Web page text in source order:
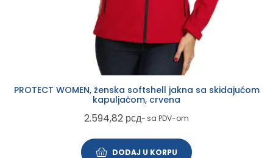
PROTECT WOMEN, ženska softshell jakna sa skidajućom
kapuljačom, crvena
2.594,82 рсд~ sa PDV-om
DODAJ U KORPU